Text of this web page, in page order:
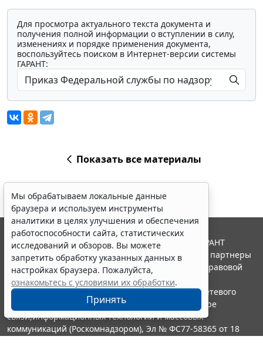
Для просмотра актуального текста документа и
получения полной информации о вступлении в силу,
изменениях и порядке применения документа,
воспользуйтесь поиском в Интернет-версии системы
ГАРАНТ:
Показать все материалы
Мы обрабатываем локальные данные
браузера и используем инструменты
аналитики в целях улучшения и обеспечения
работоспособности сайта, статистических
исследований и обзоров. Вы можете
запретить обработку указанных данных в
настройках браузера. Пожалуйста,
ознакомьтесь с условиями их обработки.
Принять
© ООО "НПП "ГАРАНТ-СЕРВИС", 2026. Система ГАРАНТ
выпускается с 1990 года. Компания "Гарант" и ее партнеры
являются участниками Российской ассоциации правовой
информации ГАРАНТ.
Портал ГАРАНТ.РУ зарегистрирован в качестве сетевого
издания Федеральной службой по надзору в сфере
связи,информационных технологий и массовых
коммуникаций (Роскомнадзором), Эл № ФС77-58365 от 18